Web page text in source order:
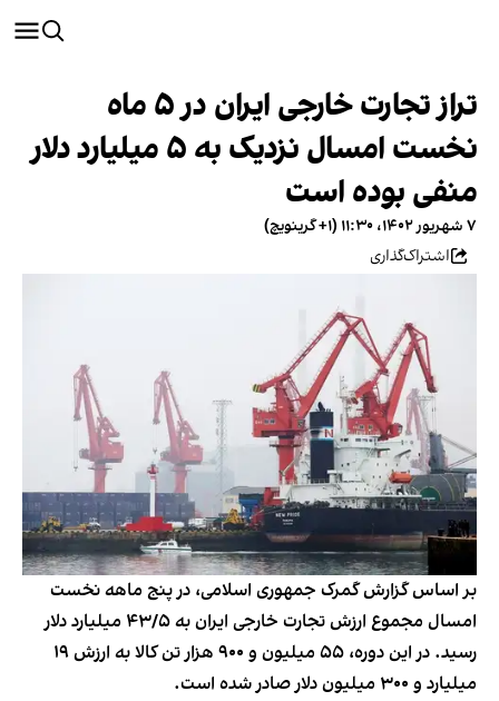
تراز تجارت خارجی ایران در ۵ ماه
نخست امسال نزدیک به ۵ میلیارد دلار
منفی بوده است
۷ شهریور ۱۴۰۲، ۱۱:۳۰ (‎+۱ گرینویچ)
اشتراک‌گذاری
بر اساس گزارش گمرک جمهوری اسلامی، در پنج ماهه نخست
امسال مجموع ارزش تجارت خارجی ایران به ۴۳/۵ میلیارد دلار
رسید. در این دوره، ۵۵ میلیون و ۹۰۰ هزار تن کالا به ارزش ۱۹
میلیارد و ۳۰۰ میلیون دلار صادر شده است.